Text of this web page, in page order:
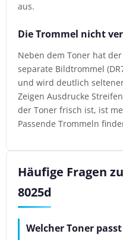
aus.
Die Trommel nicht
Neben dem Toner hat
separate Bildtrommel
und wird deutlich
Zeigen Ausdrucke
der Toner frisch ist, ist
Passende Trommeln
Häufige Fragen
8025d
Welcher Toner